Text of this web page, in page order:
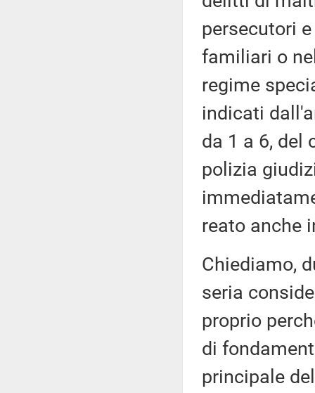
persecutori
familiari o
regime
indicati
da 1 a 6, del
polizia
reato anche
Chiediamo,
seria
proprio
di
principale